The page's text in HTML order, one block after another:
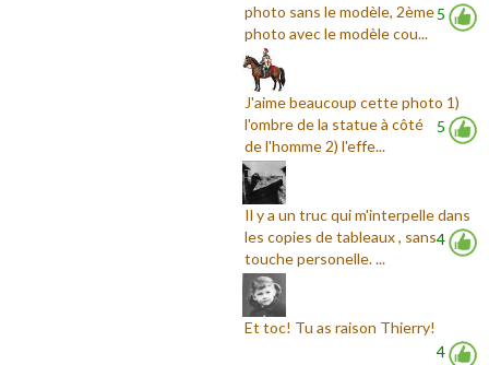
5
photo sans le modèle, 2ème
photo avec le modèle cou...
5
J'aime beaucoup cette photo 1)
l'ombre de la statue à côté
de l'homme 2) l'effe...
4
Il y a un truc qui m'interpelle dans
les copies de tableaux , sans
touche personelle. ...
4
Et toc! Tu as raison Thierry!